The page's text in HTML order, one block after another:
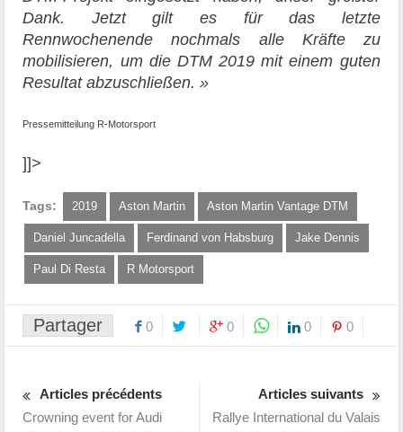
Dank. Jetzt gilt es für das letzte
Rennwochenende nochmals alle Kräfte zu
mobilisieren, um die DTM 2019 mit einem guten
Resultat abzuschließen. »
Pressemitteilung R-Motorsport
]]>
Tags: 2019 Aston Martin Aston Martin Vantage DTM
Daniel Juncadella Ferdinand von Habsburg Jake Dennis
Paul Di Resta R Motorsport
Partager 0 0 0 0
Articles précédents
Crowning event for Audi
Articles suivants
Rallye International du Valais